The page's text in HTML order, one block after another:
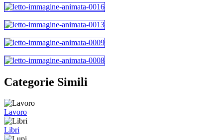
Categorie Simili
Lavoro
Libri